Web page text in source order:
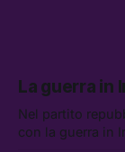
La guerra in
Nel partito
con la guerra in